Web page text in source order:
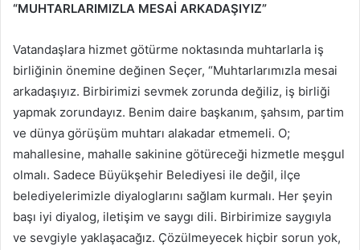
“MUHTARLARIMIZLA MESAİ ARKADAŞIYIZ”
Vatandaşlara hizmet götürme noktasında muhtarlarla iş
birliğinin önemine değinen Seçer, “Muhtarlarımızla mesai
arkadaşıyız. Birbirimizi sevmek zorunda değiliz, iş birliği
yapmak zorundayız. Benim daire başkanım, şahsım, partim
ve dünya görüşüm muhtarı alakadar etmemeli. O;
mahallesine, mahalle sakinine götüreceği hizmetle meşgul
olmalı. Sadece Büyükşehir Belediyesi ile değil, ilçe
belediyelerimizle diyaloglarını sağlam kurmalı. Her şeyin
başı iyi diyalog, iletişim ve saygı dili. Birbirimize saygıyla
ve sevgiyle yaklaşacağız. Çözülmeyecek hiçbir sorun yok,